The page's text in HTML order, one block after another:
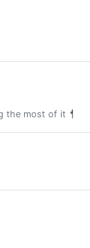
most of it 🐈‍⬛ 🖤